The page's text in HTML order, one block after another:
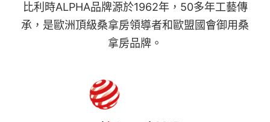
比利時ALPHA品牌源於1962年，50多年工藝傳
承，是歐洲頂級桑拿房領導者和歐盟國會御用桑
拿房品牌。